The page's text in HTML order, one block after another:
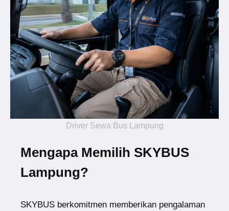
Driver Sewa Bus Lampung
Mengapa Memilih SKYBUS
Lampung?
SKYBUS berkomitmen memberikan pengalaman